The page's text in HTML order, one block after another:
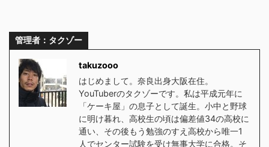
管理者：タクゾー
takuzooo
はじめまして。奈良出身大阪在住。
YouTuberのタクゾーです。私は平成元年に
「ケーキ屋」の息子として誕生。小中と野球
に明け暮れ、高校生の頃は偏差値34の高校に
通い、その後もう勉強のすえ高校から唯一1
人でセンター試験を受け無事大学に合格。そ